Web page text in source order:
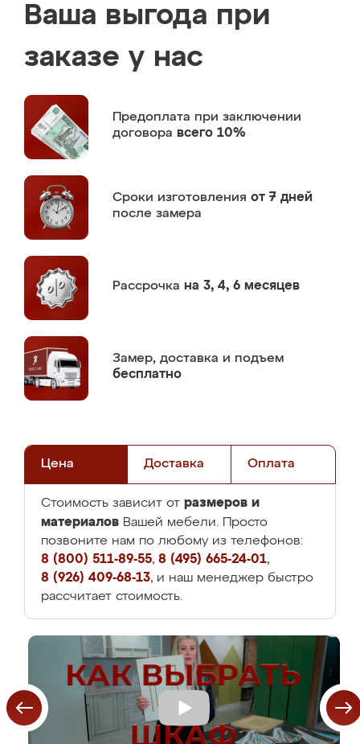
Ваша выгода при
заказе у нас
Предоплата при заключении
договора всего 10%
Сроки изготовления от 7 дней
после замера
Рассрочка на 3, 4, 6 месяцев
Замер, доставка и подъем
бесплатно
Цена Доставка Оплата
Стоимость зависит от размеров и
материалов Вашей мебели. Просто
позвоните нам по любому из телефонов:
8 (800) 511-89-55, 8 (495) 665-24-01,
8 (926) 409-68-13, и наш менеджер быстро
рассчитает стоимость.